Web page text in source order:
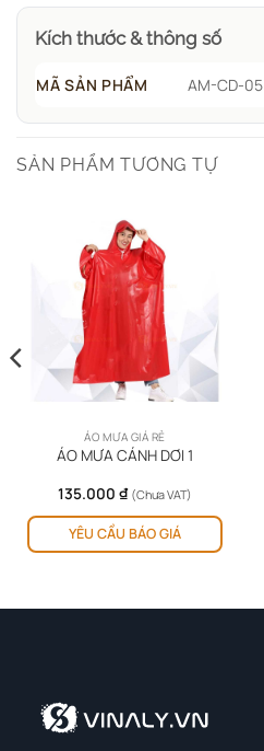
Kích thước & thông số
MÃ SẢN PHẨM AM-CD-05
SẢN PHẨM TƯƠNG TỰ
ÁO MƯA GIÁ RẺ
ÁO MƯA CÁNH DƠI 1
135.000 ₫ (Chưa VAT)
YÊU CẦU BÁO GIÁ